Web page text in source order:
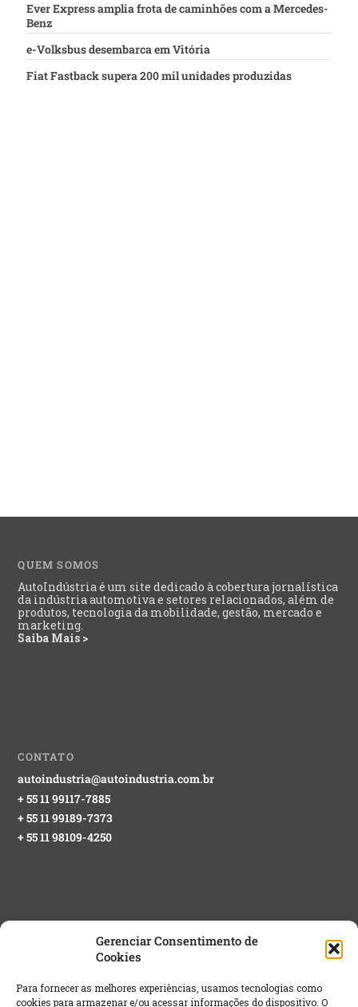
Gerenciar Consentimento de
Cookies
Para fornecer as melhores experiências, usamos tecnologias como
cookies para armazenar e/ou acessar informações do dispositivo. O
Ever Express amplia frota de caminhões com a Mercedes-
Benz
e-Volksbus desembarca em Vitória
Fiat Fastback supera 200 mil unidades produzidas
QUEM SOMOS
AutoIndústria é um site dedicado à cobertura jornalística
da indústria automotiva e setores relacionados, além de
produtos, tecnologia da mobilidade, gestão, mercado e
marketing.
Saiba Mais >
CONTATO
autoindustria@autoindustria.com.br
+ 55 11 99117-7885
+ 55 11 99189-7373
+ 55 11 98109-4250